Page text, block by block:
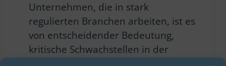
Unternehmen, die in stark
regulierten Branchen arbeiten, ist es
von entscheidender Bedeutung,
kritische Schwachstellen in der